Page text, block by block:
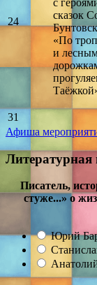
24
сказок
«По
и
31
Афиша
Писатель,
стуже...» о
Юрий